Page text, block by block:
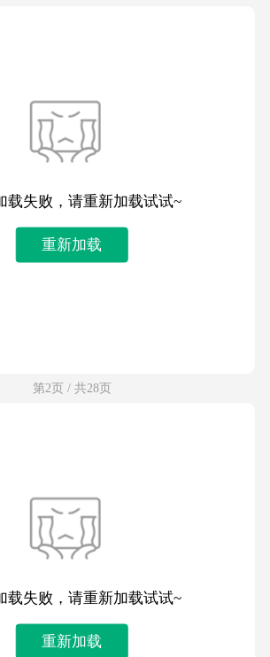
载失败，请重新加载试试~
重新加载
第2页 / 共28页
载失败，请重新加载试试~
重新加载